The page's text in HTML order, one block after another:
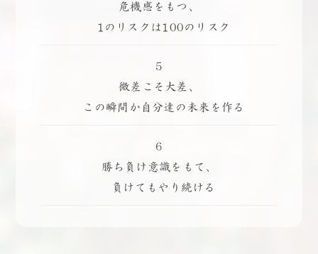
危機感をもつ、
1のリスクは100のリスク
5
微差こそ大差、
この瞬間か自分達の未来を作る
6
勝ち負け意識をもて、
負けてもやり続ける